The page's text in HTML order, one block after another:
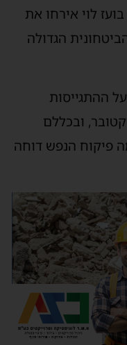
לוי אירחו את
הגדולה
ההתגייסות
העובדים ב-7 באוקטובר, ובכללם
פיקוח הנפש דוחה